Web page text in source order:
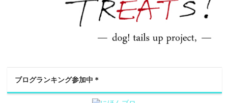
ブログランキング参加中＊